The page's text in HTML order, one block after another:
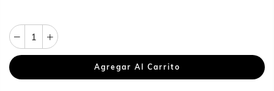
Agregar Al Carrito